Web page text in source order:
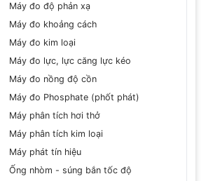
Máy đo độ phản xạ
Máy đo khoảng cách
Máy đo kim loại
Máy đo lực, lực căng lực kéo
Máy đo nồng độ cồn
Máy đo Phosphate (phốt phát)
Máy phân tích hơi thở
Máy phân tích kim loại
Máy phát tín hiệu
Ống nhòm - súng bắn tốc độ